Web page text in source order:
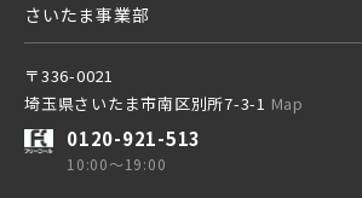
京成押上線
さいたま事業部
〒336-0021
埼玉県さいたま市南区別所7-3-1 Map
0120-921-513
10:00～19:00